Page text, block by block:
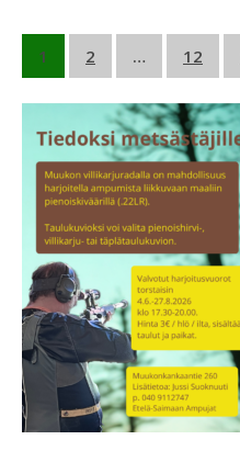
Artikkelien
sivutus
1 2 … 12